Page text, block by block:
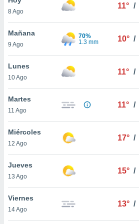
en
más
nuestra
de
cookies
aceptar
8 Ago
11° /
Mañana
9 Ago
70%
1.3 mm
10° /
Lunes
10 Ago
11° /
Martes
11 Ago
11° /
Miércoles
12 Ago
17° /
Jueves
13 Ago
15° /
Viernes
14 Ago
13° /